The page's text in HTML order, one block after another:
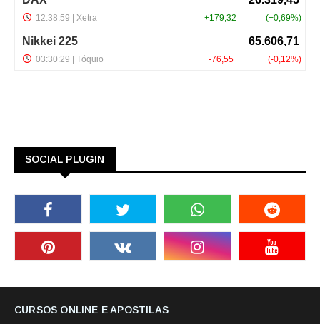
SOCIAL PLUGIN
CURSOS ONLINE E APOSTILAS